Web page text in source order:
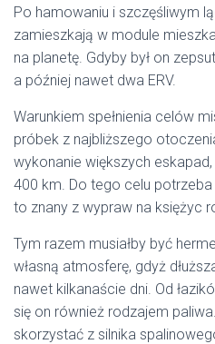
Po hamowaniu i szczęśliwym
zamieszkają w module
na planetę. Gdyby był on
a później nawet dwa ERV.
Warunkiem spełnienia celów
próbek z najbliższego
wykonanie większych eskapad,
400 km. Do tego celu
to znany z wypraw na księżyc
Tym razem musiałby być
własną atmosferę, gdyż
nawet kilkanaście dni. Od
się on również rodzajem
skorzystać z silnika